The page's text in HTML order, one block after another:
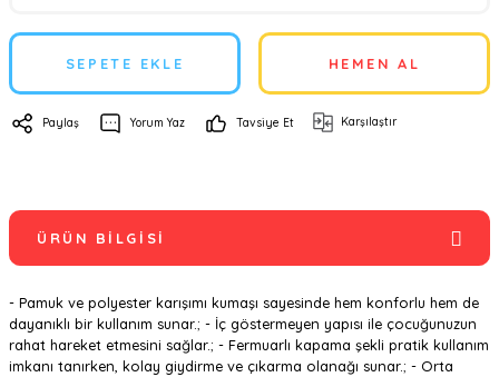
SEPETE EKLE HEMEN AL
Paylaş Yorum Yaz Tavsiye Et Karşılaştır
ÜRÜN BILGISI
- Pamuk ve polyester karışımı kumaşı sayesinde hem konforlu hem de
dayanıklı bir kullanım sunar.; - İç göstermeyen yapısı ile çocuğunuzun
rahat hareket etmesini sağlar.; - Fermuarlı kapama şekli pratik kullanım
imkanı tanırken, kolay giydirme ve çıkarma olanağı sunar.; - Orta